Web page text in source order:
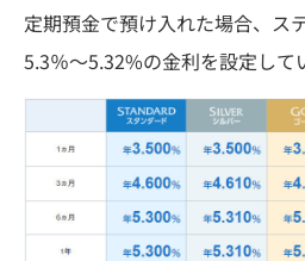
定期預金で預け入れた場合、ス
5.3％〜5.32%の金利を設定して